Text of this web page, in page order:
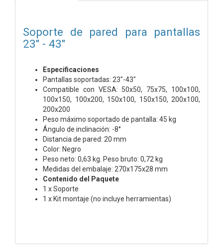
Soporte de pared para pantallas
23" - 43"
Especificaciones
Pantallas soportadas: 23"-43"
Compatible con VESA: 50x50, 75x75, 100x100,
100x150, 100x200, 150x100, 150x150, 200x100,
200x200
Peso máximo soportado de pantalla: 45 kg
Ángulo de inclinación: -8°
Distancia de pared: 20 mm
Color: Negro
Peso neto: 0,63 kg. Peso bruto: 0,72 kg
Medidas del embalaje: 270x175x28 mm
Contenido del Paquete
1 x Soporte
1 x Kit montaje (no incluye herramientas)